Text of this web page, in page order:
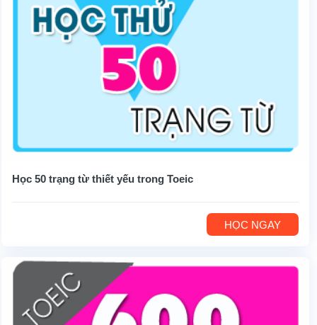
Học 50 trạng từ thiết yếu trong Toeic
HỌC NGAY